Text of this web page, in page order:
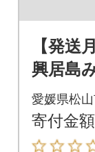
【発送
興居島
はれひ
とか 神
ダリン
愛媛県松
寄付金額